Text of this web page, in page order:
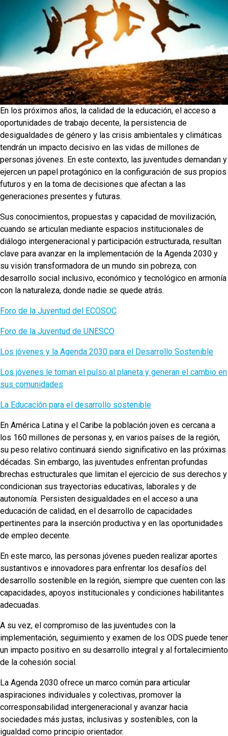
En los próximos años, la calidad de la educación, el acceso a
oportunidades de trabajo decente, la persistencia de
desigualdades de género y las crisis ambientales y climáticas
tendrán un impacto decisivo en las vidas de millones de
personas jóvenes. En este contexto, las juventudes demandan y
ejercen un papel protagónico en la configuración de sus propios
futuros y en la toma de decisiones que afectan a las
generaciones presentes y futuras.
Sus conocimientos, propuestas y capacidad de movilización,
cuando se articulan mediante espacios institucionales de
diálogo intergeneracional y participación estructurada, resultan
clave para avanzar en la implementación de la Agenda 2030 y
su visión transformadora de un mundo sin pobreza, con
desarrollo social inclusivo, económico y tecnológico en armonía
con la naturaleza, donde nadie se quede atrás.
Foro de la Juventud del ECOSOC
Foro de la Juventud de UNESCO
Los jóvenes y la Agenda 2030 para el Desarrollo Sostenible
Los jóvenes le toman el pulso al planeta y generan el cambio en
sus comunidades
La Educación para el desarrollo sostenible
En América Latina y el Caribe la población joven es cercana a
los 160 millones de personas y, en varios países de la región,
su peso relativo continuará siendo significativo en las próximas
décadas. Sin embargo, las juventudes enfrentan profundas
brechas estructurales que limitan el ejercicio de sus derechos y
condicionan sus trayectorias educativas, laborales y de
autonomía. Persisten desigualdades en el acceso a una
educación de calidad, en el desarrollo de capacidades
pertinentes para la inserción productiva y en las oportunidades
de empleo decente.
En este marco, las personas jóvenes pueden realizar aportes
sustantivos e innovadores para enfrentar los desafíos del
desarrollo sostenible en la región, siempre que cuenten con las
capacidades, apoyos institucionales y condiciones habilitantes
adecuadas.
A su vez, el compromiso de las juventudes con la
implementación, seguimiento y examen de los ODS puede tener
un impacto positivo en su desarrollo integral y al fortalecimiento
de la cohesión social.
La Agenda 2030 ofrece un marco común para articular
aspiraciones individuales y colectivas, promover la
corresponsabilidad intergeneracional y avanzar hacia
sociedades más justas, inclusivas y sostenibles, con la
igualdad como principio orientador.